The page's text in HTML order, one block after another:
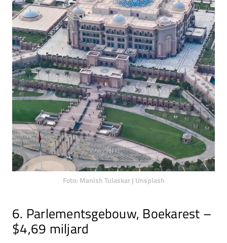
Foto: Manish Tulaskar | Unsplash
6. Parlementsgebouw, Boekarest –
$4,69 miljard